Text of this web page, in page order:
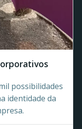
possibilidades
identidade da